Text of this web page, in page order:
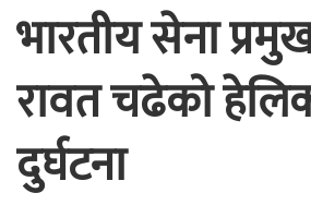
भारतीय सेना
रावत चढेको
दुर्घटना